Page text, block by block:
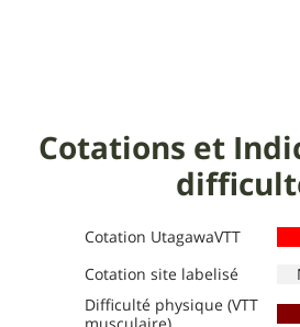
Cotations et
Cotation UtagawaVTT
Cotation site labelisé
Définition des niveaux :
Définition des niveaux :
Difficulté physique (VTT